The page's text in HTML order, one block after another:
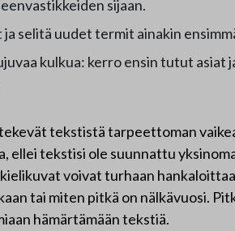
sijaan.
selitä uudet termit ainakin
kulkua: kerro ensin tutut asiat
tekstistä tarpeettoman
ellei tekstisi ole suunnattu
voivat turhaan
tai miten pitkä on nälkävuosi.
hämärtämään tekstiä.